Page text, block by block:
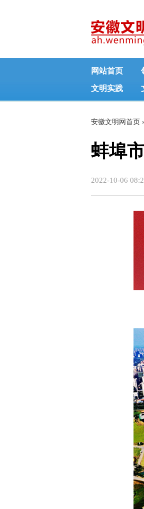
网站首页
文明实践
安徽文明网首页
蚌埠
2022-10-06